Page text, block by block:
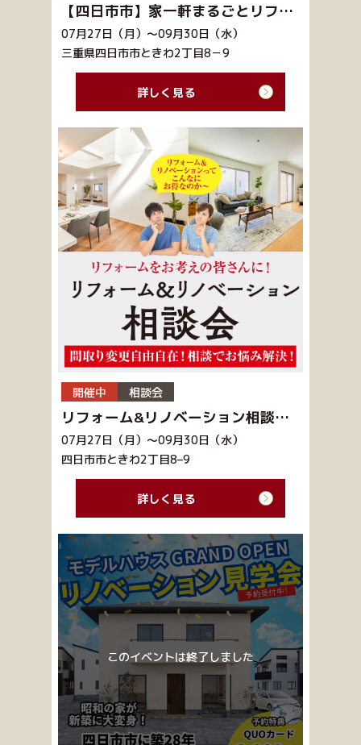
【四日市市】家一軒まるごとリフォーム無料相談会 事前予約特典QUOカード3,000円分
07月27日（月）～09月30日（水）
三重県四日市市ときわ2丁目8－9
詳しく見る
開催中 相談会
リフォーム&リノベーション相談会！
07月27日（月）～09月30日（水）
四日市市ときわ2丁目8–9
詳しく見る